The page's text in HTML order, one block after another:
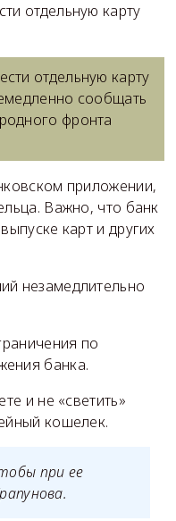
отдельную карту
отдельную карту
сообщать
фронта
приложении,
Важно, что банк
карт и других
незамедлительно
по
банка.
и не «светить»
кошелек.
при ее